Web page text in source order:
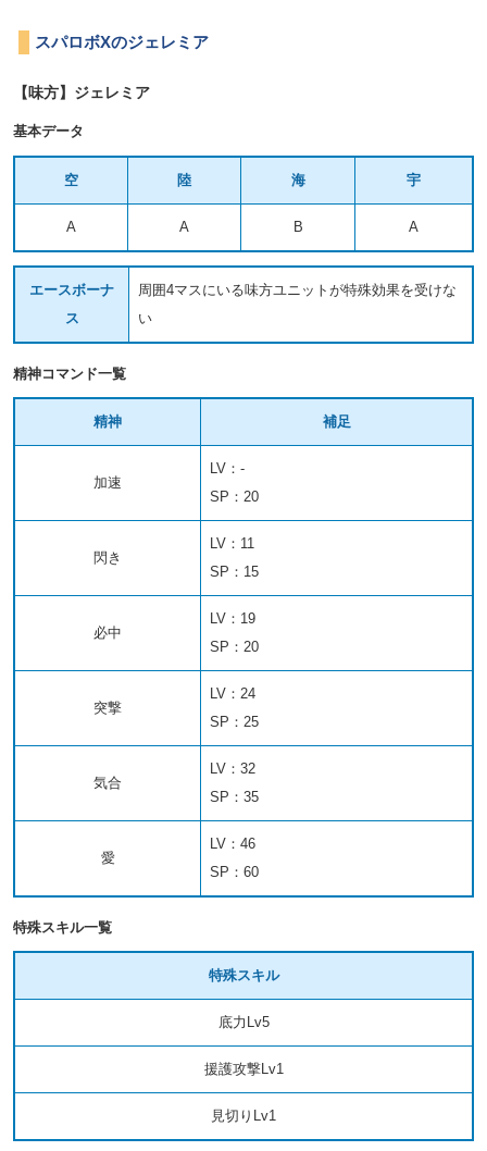
スパロボXのジェレミア
【味方】ジェレミア
基本データ
空 陸 海 宇
A A B A
エースボーナ
ス
周囲4マスにいる味方ユニットが特殊効果を受けな
い
精神コマンド一覧
精神 補足
加速
LV：-
SP：20
閃き
LV：11
SP：15
必中
LV：19
SP：20
突撃
LV：24
SP：25
気合
LV：32
SP：35
愛
LV：46
SP：60
特殊スキル一覧
特殊スキル
底力Lv5
援護攻撃Lv1
見切りLv1